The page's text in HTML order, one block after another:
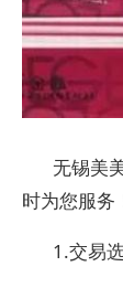
无锡美
时为您服务
1.交易